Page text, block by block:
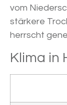
vom
stärkere
herrscht
Klima in